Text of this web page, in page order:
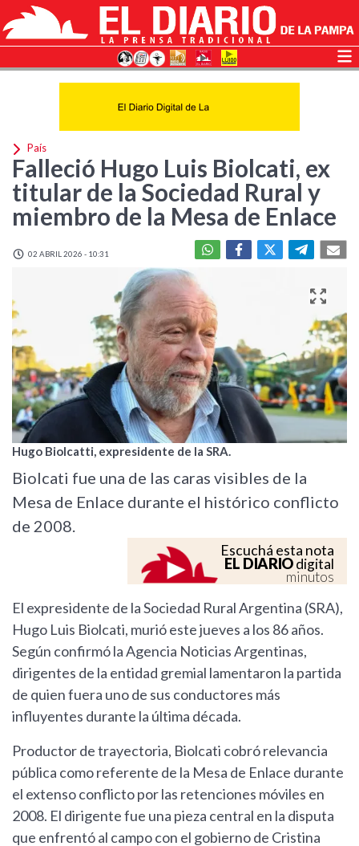
País
Falleció Hugo Luis Biolcati, ex
titular de la Sociedad Rural y
miembro de la Mesa de Enlace
02 ABRIL 2026 - 10:31
Hugo Biolcatti, expresidente de la SRA.
Biolcati fue una de las caras visibles de la
Mesa de Enlace durante el histórico conflicto
de 2008.
Escuchá esta nota
EL DIARIOdigital
minutos
El expresidente de la Sociedad Rural Argentina (SRA),
Hugo Luis Biolcati, murió este jueves a los 86 años.
Según confirmó la Agencia Noticias Argentinas,
dirigentes de la entidad gremial lamentaron la partida
de quien fuera uno de sus conductores más
influyentes durante la última década.
Productor de trayectoria, Biolcati cobró relevancia
pública como referente de la Mesa de Enlace durante
el extenso conflicto por las retenciones móviles en
2008. El dirigente fue una pieza central en la disputa
que enfrentó al campo con el gobierno de Cristina